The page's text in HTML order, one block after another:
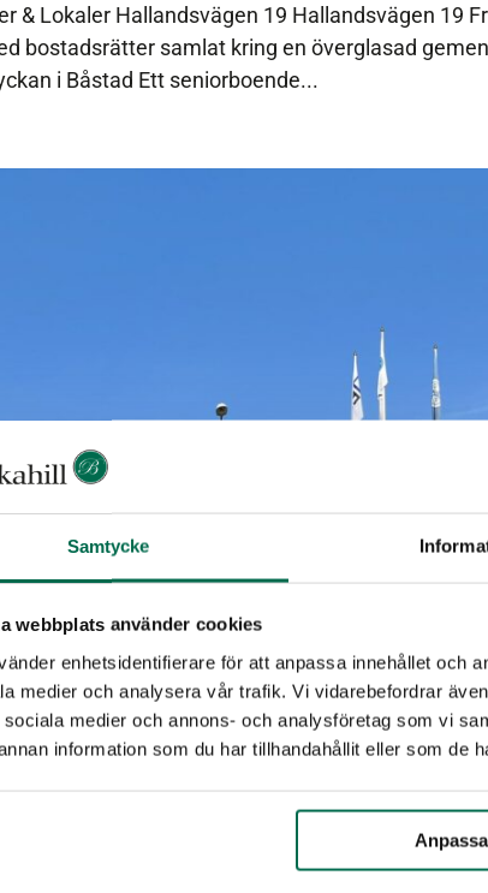
Samtycke
webbplats använder cookies
enhetsidentifierare för att anpassa innehållet och
medier och analysera vår trafik. Vi vidarebefordrar
sociala medier och annons- och analysföretag som vi
information som du har tillhandahållit eller som de
Anpassa
& Lokaler Hallandsvägen 19 Hallandsvägen 19
bostadsrätter samlat kring en överglasad
i Båstad Ett seniorboende...
Nybrov. 2